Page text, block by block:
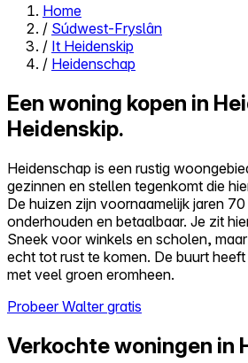
Close menu
Zelf kopen
Reviews
Prijzen
Log in
Probeer Walter gratis
Home
/ Súdwest-Fryslân
/ It Heidenskip
/ Heidenschap
Een woning kopen in
Heidenskip.
Heidenschap is een rustig
gezinnen en stellen tegenkomt die
De huizen zijn voornaamelijk jaren
onderhouden en betaalbaar. Je zit
Sneek voor winkels en scholen,
echt tot rust te komen. De buurt
met veel groen eromheen.
Probeer Walter gratis
Verkochte woningen in